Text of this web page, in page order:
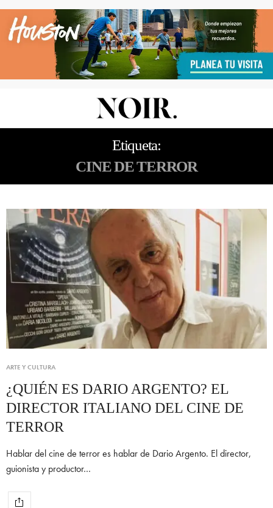
Etiqueta:
CINE DE TERROR
ARTE Y CULTURA
¿QUIÉN ES DARIO ARGENTO? EL
DIRECTOR ITALIANO DEL CINE DE
TERROR
Hablar del cine de terror es hablar de Dario Argento. El director,
guionista y productor…